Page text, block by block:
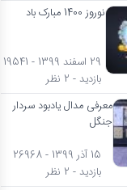
نوروز 1400 مبارک باد
29 اسفند 1399 - 19541
بازدید - 2 نظر
معرفی مدال یادبود سردار
جنگل
15 آذر 1399 - 26968
بازدید - 2 نظر